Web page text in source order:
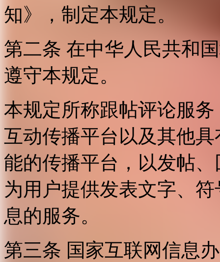
知》，制定本规定。
第二条 在中华人民共和
遵守本规定。
本规定所称跟帖评论服
互动传播平台以及其他
能的传播平台，以发帖
为用户提供发表文字、
息的服务。
第三条 国家互联网信息